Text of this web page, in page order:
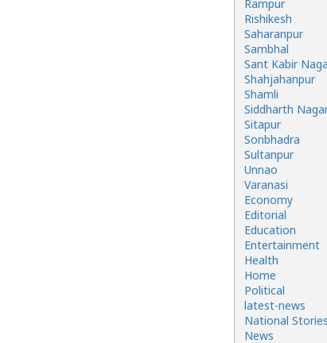
Rampur
Rishikesh
Saharanpur
Sambhal
Sant Kabir
Shahjahanpur
Shamli
Siddharth
Sitapur
Sonbhadra
Sultanpur
Unnao
Varanasi
Economy
Editorial
Education
Entertainment
Health
Home
Political
latest-news
National Stories
News